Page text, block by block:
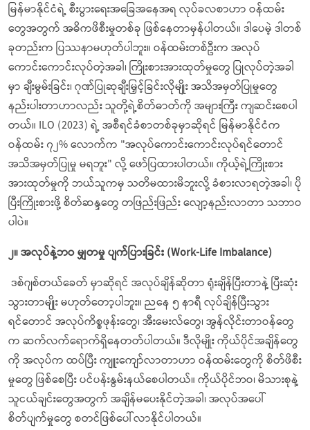
မြန်မာနိုင်ငံရဲ့ စီးပွားရေးအခြေအနေအရ လုပ်ခလစာဟာ ဝန်ထမ်း
တွေအတွက် အဓိကဖိစီးမှုတစ်ခု ဖြစ်နေတာမှန်ပါတယ်။ ဒါပေမဲ့ ဒါတစ်
ခုတည်းက ပြဿနာမဟုတ်ပါဘူး။ ဝန်ထမ်းတစ်ဦးက အလုပ်
ကောင်းကောင်းလုပ်တဲ့အခါ၊ ကြိုးစားအားထုတ်မှုတွေ ပြုလုပ်တဲ့အခါ
မှာ ချီးမွမ်းခြင်း၊ ဂုဏ်ပြုဆုချီးမြှင့်ခြင်းလိုမျိုး အသိအမှတ်ပြုမှုတွေ
နည်းပါးတာဟာလည်း သူတို့ရဲ့စိတ်ဓာတ်ကို အများကြီး ကျဆင်းစေပါ
တယ်။ ILO (2023) ရဲ့ အစီရင်ခံစာတစ်ခုမှာဆိုရင် မြန်မာနိုင်ငံက
ဝန်ထမ်း ၇၂% လောက်က "အလုပ်ကောင်းကောင်းလုပ်ရင်တောင်
အသိအမှတ်ပြုမှု မရဘူး" လို့ ဖော်ပြထားပါတယ်။ ကိုယ့်ရဲ့ကြိုးစား
အားထုတ်မှုကို ဘယ်သူကမှ သတိမထားမိဘူးလို့ ခံစားလာရတဲ့အခါ၊ ပို
ပြီးကြိုးစားဖို့ စိတ်ဆန္ဒတွေ တဖြည်းဖြည်း လျော့နည်းလာတာ သဘာဝ
ပါပဲ။
၂။အလုပ်နဲ့ဘဝမျှတမှုပျက်ပြားခြင်း (Work-Life Imbalance)
ဒစ်ဂျစ်တယ်ခေတ် မှာဆိုရင် အလုပ်ချိန်ဆိုတာ ရုံးချိန်ပြီးတာနဲ့ ပြီးဆုံး
သွားတာမျိုး မဟုတ်တော့ပါဘူး။ ညနေ ၅ နာရီ လုပ်ချိန်ပြီးသွား
ရင်တောင် အလုပ်ကိစ္စဖုန်းတွေ၊ အီးမေးလ်တွေ၊ အွန်လိုင်းတာဝန်တွေ
က ဆက်လက်ရောက်ရှိနေတတ်ပါတယ်။ ဒီလိုမျိုး ကိုယ်ပိုင်အချိန်တွေ
ကို အလုပ်က ထပ်ပြီး ကျူးကျော်လာတာဟာ ဝန်ထမ်းတွေကို စိတ်ဖိစီး
မှုတွေ ဖြစ်စေပြီး ပင်ပန်းနွမ်းနယ်စေပါတယ်။ ကိုယ်ပိုင်ဘဝ၊ မိသားစုနဲ့
သူငယ်ချင်းတွေအတွက် အချိန်မပေးနိုင်တဲ့အခါ၊ အလုပ်အပေါ်
စိတ်ပျက်မှုတွေ စတင်ဖြစ်ပေါ်လာနိုင်ပါတယ်။